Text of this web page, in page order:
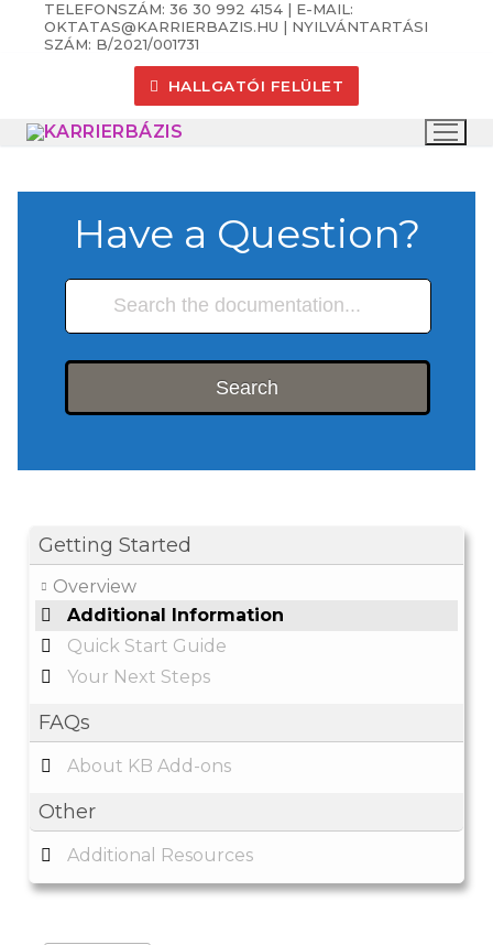
UgrásTELEFONSZÁM: 36 30 992 4154 | E-MAIL:
OKTATAS@KARRIERBAZIS.HU | NYILVÁNTARTÁSI
SZÁM: B/2021/001731
HALLGATÓI FELÜLET
Have a Question?
Search
Getting Started
Overview
Additional Information
Quick Start Guide
Your Next Steps
FAQs
About KB Add-ons
Other
Additional Resources